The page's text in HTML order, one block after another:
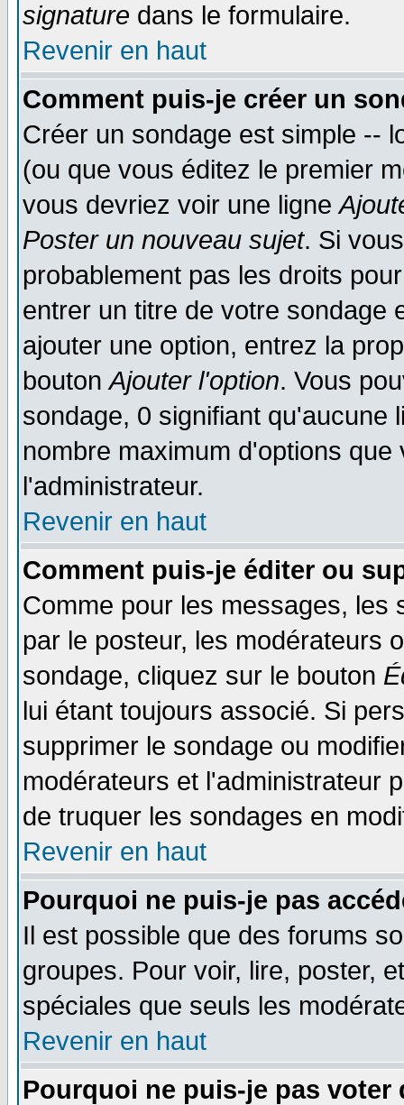
signature dans le formulaire.
Revenir en haut
Comment puis-je créer un
Créer un sondage est simple --
(ou que vous éditez le premier
vous devriez voir une ligne
Poster un nouveau sujet. Si
probablement pas les droits
entrer un titre de votre sondage
ajouter une option, entrez la
boutonAjouter l'option. Vous
sondage, 0 signifiant qu'aucune
nombre maximum d'options
l'administrateur.
Revenir en haut
Comment puis-je éditer ou
Comme pour les messages, les
par le posteur, les modérateurs
sondage, cliquez sur le bouton
lui étant toujours associé. Si
supprimer le sondage ou
modérateurs et l'administrateur
de truquer les sondages en
Revenir en haut
Pourquoi ne puis-je pas
Il est possible que des forums
groupes. Pour voir, lire, poster,
spéciales que seuls les
Revenir en haut
Pourquoi ne puis-je pas voter